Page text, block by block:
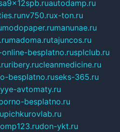
autodamp.ru
nv750.rux-ton.ru
modopaper.rumanunae.ru
madoma.rutajuncos.ru
besplatno.rusplclub.ru
ribery.rucleanmedicine.ru
besplatno.ruseks-365.ru
avtomaty.ru
besplatno.ru
pichkurovlab.ru
don-ykt.ru